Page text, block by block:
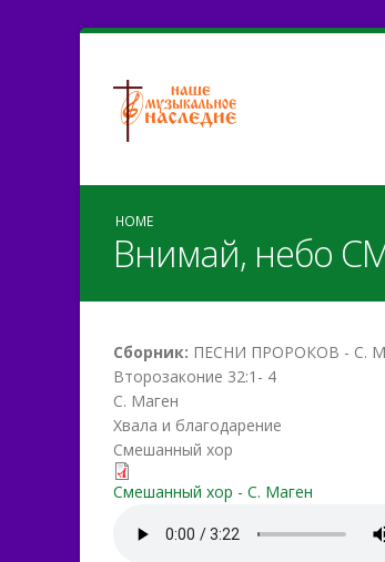
HOME
Внимай, небо
Сборник: ПЕСНИ ПРОРОКОВ - С.
Второзаконие 32:1- 4
С. Маген
Хвала и благодарение
Смешанный хор
vnimay_nebo.pdf
Смешанный хор - С. Маген
vnimay_nebo.mp3